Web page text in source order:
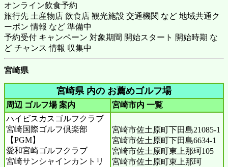
オンライン飲食予約
旅行先 土産物店 飲食店 観光施設 交通機関 など 地域共通ク
ーポン 情報 など 準備中
予約受付 キャンペーン 対象期間 開始スタート 開始時期 な
ど チャンス 情報 収集中
宮崎県
宮崎県 内の お薦めゴルフ場
周辺 ゴルフ場 案内 宮崎市内 一覧
ハイビスカスゴルフクラブ
宮崎国際ゴルフ倶楽部
【PGM】
愛和宮崎ゴルフクラブ
宮崎サンシャインカントリ
宮崎市佐土原町下田島21085-1
宮崎市佐土原町下田島6634-1
宮崎市佐土原町東上那珂105
宮崎市佐土原町東上那珂